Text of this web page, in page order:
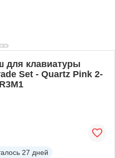
для клавиатуры
Set - Quartz Pink 2-
27 дней